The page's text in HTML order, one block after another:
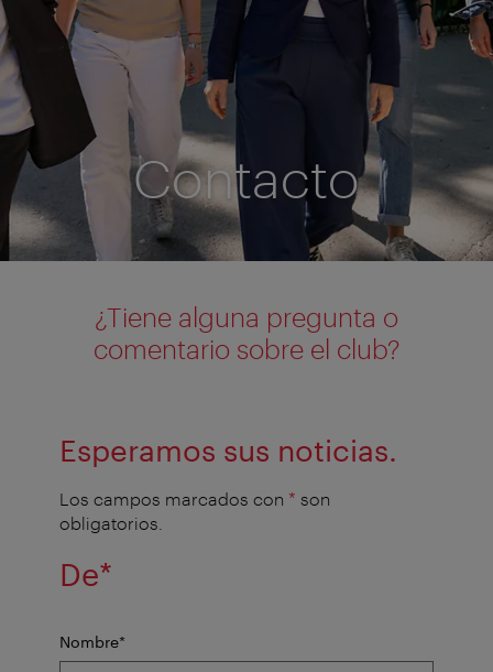
Contacto
¿Tiene alguna pregunta o
comentario sobre el club?
Esperamos sus noticias.
Los campos marcados con * son
obligatorios.
De*
Nombre*Campo
obligatorio